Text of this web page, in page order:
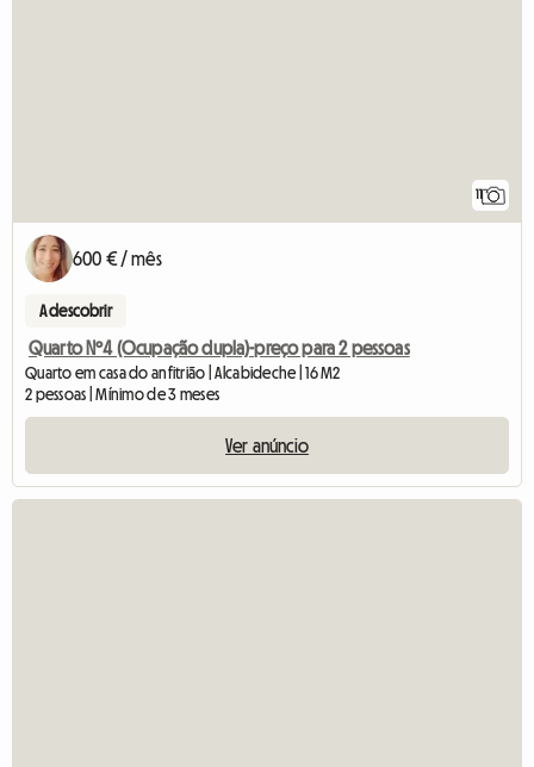
600 € / mês
A descobrir
Quarto Nº4 (Ocupação dupla)-preço para 2 pessoas
Quarto em casa do anfitrião | Alcabideche | 16 M2
2 pessoas | Mínimo de 3 meses
Ver anúncio